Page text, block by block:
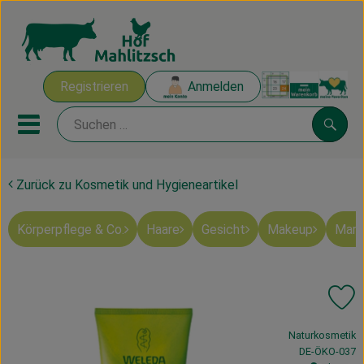
Registrieren Anmelden
Mobiles Menu öffnen oder
Ökokisten
Mahlitzscher Produkte
Obst & Gemüse
Zurück zu Kosmetik und Hygieneartikel
Körperpflege & Co. Haare Gesicht Makeup
, Verband:
Naturkosmetik
,DE-ÖKO-037